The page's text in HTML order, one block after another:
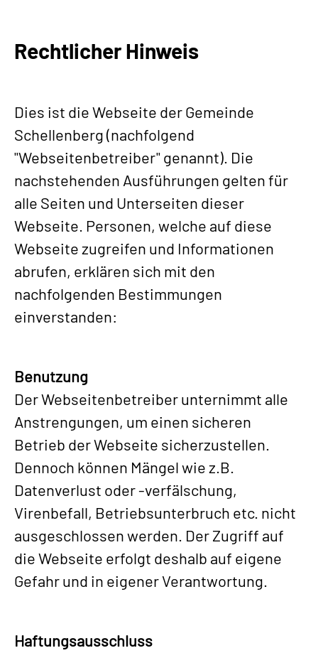
Rechtlicher Hinweis
Dies ist die Webseite der Gemeinde
Schellenberg (nachfolgend
"Webseitenbetreiber" genannt). Die
nachstehenden Ausführungen gelten für
alle Seiten und Unterseiten dieser
Webseite. Personen, welche auf diese
Webseite zugreifen und Informationen
abrufen, erklären sich mit den
nachfolgenden Bestimmungen
einverstanden:
Benutzung
Der Webseitenbetreiber unternimmt alle
Anstrengungen, um einen sicheren
Betrieb der Webseite sicherzustellen.
Dennoch können Mängel wie z.B.
Datenverlust oder -verfälschung,
Virenbefall, Betriebsunterbruch etc. nicht
ausgeschlossen werden. Der Zugriff auf
die Webseite erfolgt deshalb auf eigene
Gefahr und in eigener Verantwortung.
Haftungsausschluss